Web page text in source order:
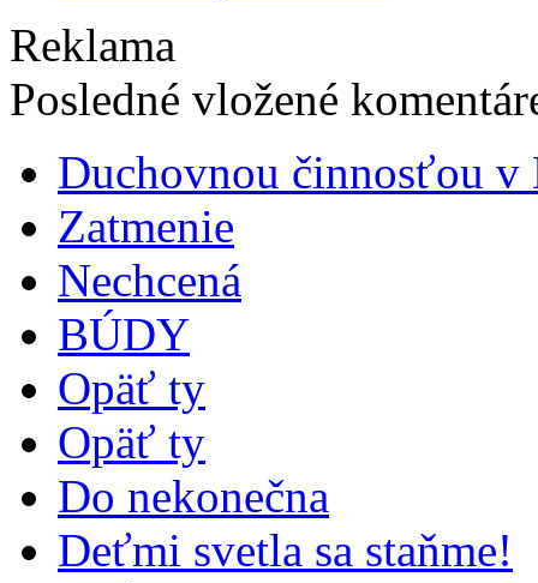
Reklama
Posledné vložené
Duchovnou činnosťou
Zatmenie
Nechcená
BÚDY
Opäť ty
Opäť ty
Do nekonečna
Deťmi svetla sa staňme!